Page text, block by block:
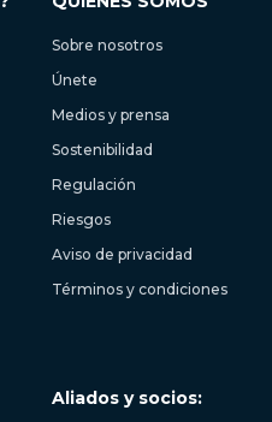
Sobre nosotros
Únete
Medios y prensa
Sostenibilidad
Regulación
Riesgos
Aviso de privacidad
Términos y condiciones
Aliados y socios: